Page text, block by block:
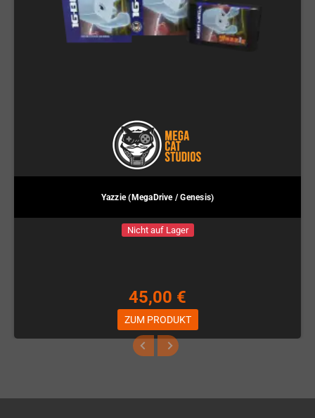
Yazzie (MegaDrive / Genesis)
Nicht auf Lager
45,00 €
ZUM PRODUKT